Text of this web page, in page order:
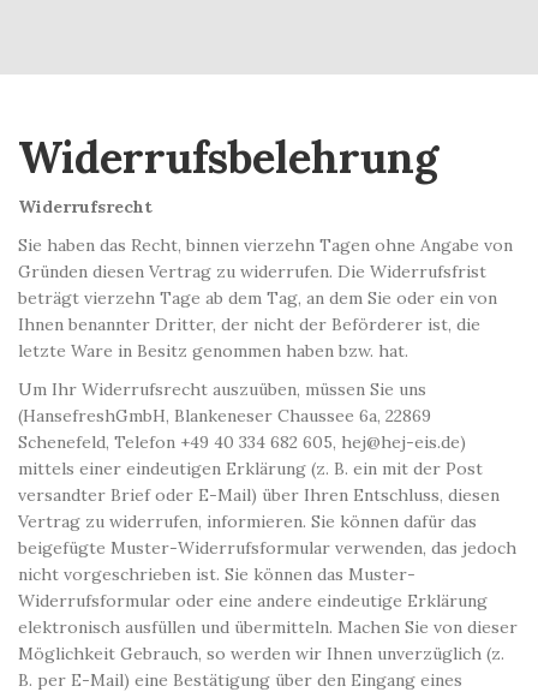
Widerrufsbelehrung
Widerrufsrecht
Sie haben das Recht, binnen vierzehn Tagen ohne Angabe von
Gründen diesen Vertrag zu widerrufen. Die Widerrufsfrist
beträgt vierzehn Tage ab dem Tag, an dem Sie oder ein von
Ihnen benannter Dritter, der nicht der Beförderer ist, die
letzte Ware in Besitz genommen haben bzw. hat.
Um Ihr Widerrufsrecht auszuüben, müssen Sie uns
(HansefreshGmbH, Blankeneser Chaussee 6a, 22869
Schenefeld, Telefon +49 40 334 682 605, hej@hej-eis.de)
mittels einer eindeutigen Erklärung (z. B. ein mit der Post
versandter Brief oder E-Mail) über Ihren Entschluss, diesen
Vertrag zu widerrufen, informieren. Sie können dafür das
beigefügte Muster-Widerrufsformular verwenden, das jedoch
nicht vorgeschrieben ist. Sie können das Muster-
Widerrufsformular oder eine andere eindeutige Erklärung
elektronisch ausfüllen und übermitteln. Machen Sie von dieser
Möglichkeit Gebrauch, so werden wir Ihnen unverzüglich (z.
B. per E-Mail) eine Bestätigung über den Eingang eines